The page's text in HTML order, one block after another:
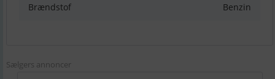
Brændstof Benzin
Sælgers annoncer